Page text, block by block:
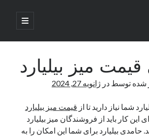
باز
کردن
اصلی
به یکدیگر: تجربه‌ای یکپارچه و کاربردی
زودهنگام بسته‌های اینترنت ایرانسل همزمان با شرایط
میز بیلیارد
شده توسط در ژانویه 27, 2024
شما نیاز دارید تا از قیمت میز بیلیارد
این کار باید از فروشندگان میز بیلیارد
حامدی بیلیارد برای شما این امکان را به